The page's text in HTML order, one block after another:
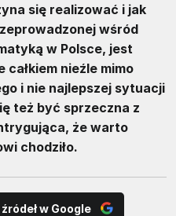
się realizować i jak
wśród
w Polsce, jest
nieźle mimo
i nie najlepszej sytuacji
też być sprzeczna z
że warto
chodziło.
w Google